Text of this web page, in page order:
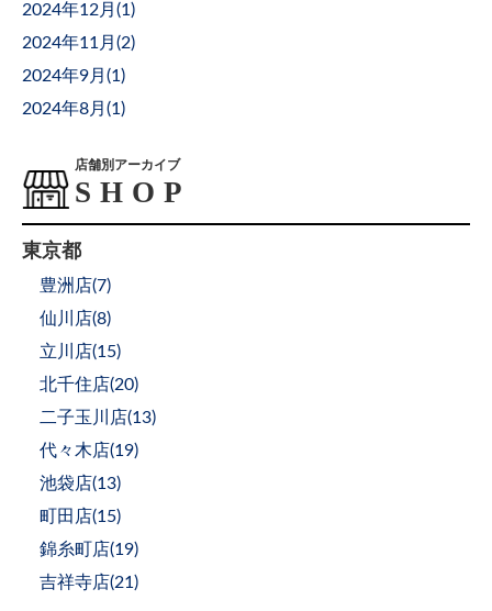
2024年12月(1 )
2024年11月(2)
2024年9月(1 )
2024年8月(1 )
店舗別アーカイブ
東京都
豊洲店(7)
仙川店(8)
立川店(15)
北千住店(20)
二子玉川店(13)
代々木店(19)
池袋店(13)
町田店(15)
錦糸町店(19)
吉祥寺店(21 )